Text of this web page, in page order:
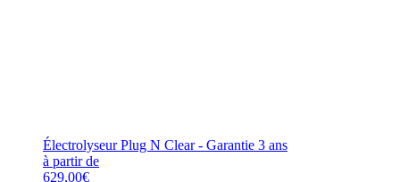
Électrolyseur Plug N Clear - Garantie 3 ans
à partir de
629,00€